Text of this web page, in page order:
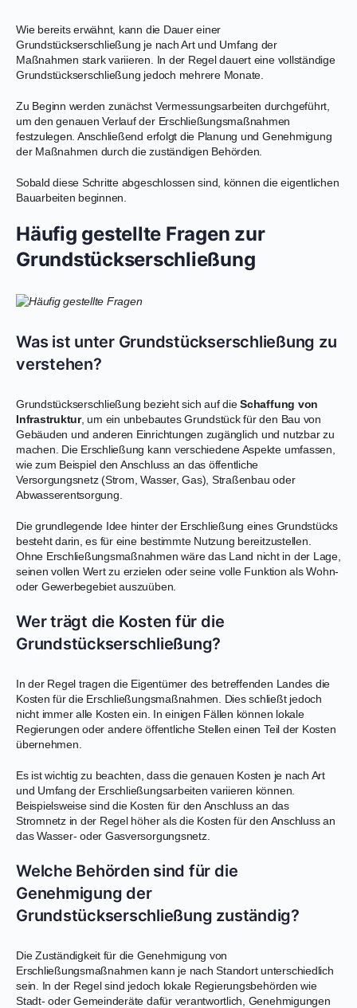
Wie bereits erwähnt, kann die Dauer einer
Grundstückserschließung je nach Art und Umfang der
Maßnahmen stark variieren. In der Regel dauert eine vollständige
Grundstückserschließung jedoch mehrere Monate.
Zu Beginn werden zunächst Vermessungsarbeiten durchgeführt,
um den genauen Verlauf der Erschließungsmaßnahmen
festzulegen. Anschließend erfolgt die Planung und Genehmigung
der Maßnahmen durch die zuständigen Behörden.
Sobald diese Schritte abgeschlossen sind, können die eigentlichen
Bauarbeiten beginnen.
Häufig gestellte Fragen zur
Grundstückserschließung
Was ist unter Grundstückserschließung zu
verstehen?
Grundstückserschließung bezieht sich auf dieSchaffung von
Infrastruktur, um ein unbebautes Grundstück für den Bau von
Gebäuden und anderen Einrichtungen zugänglich und nutzbar zu
machen. Die Erschließung kann verschiedene Aspekte umfassen,
wie zum Beispiel den Anschluss an das öffentliche
Versorgungsnetz (Strom, Wasser, Gas), Straßenbau oder
Abwasserentsorgung.
Die grundlegende Idee hinter der Erschließung eines Grundstücks
besteht darin, es für eine bestimmte Nutzung bereitzustellen.
Ohne Erschließungsmaßnahmen wäre das Land nicht in der Lage,
seinen vollen Wert zu erzielen oder seine volle Funktion als Wohn-
oder Gewerbegebiet auszuüben.
Wer trägt die Kosten für die
Grundstückserschließung?
In der Regel tragen die Eigentümer des betreffenden Landes die
Kosten für die Erschließungsmaßnahmen. Dies schließt jedoch
nicht immer alle Kosten ein. In einigen Fällen können lokale
Regierungen oder andere öffentliche Stellen einen Teil der Kosten
übernehmen.
Es ist wichtig zu beachten, dass die genauen Kosten je nach Art
und Umfang der Erschließungsarbeiten variieren können.
Beispielsweise sind die Kosten für den Anschluss an das
Stromnetz in der Regel höher als die Kosten für den Anschluss an
das Wasser- oder Gasversorgungsnetz.
Welche Behörden sind für die
Genehmigung der
Grundstückserschließung zuständig?
Die Zuständigkeit für die Genehmigung von
Erschließungsmaßnahmen kann je nach Standort unterschiedlich
sein. In der Regel sind jedoch lokale Regierungsbehörden wie
Stadt- oder Gemeinderäte dafür verantwortlich, Genehmigungen